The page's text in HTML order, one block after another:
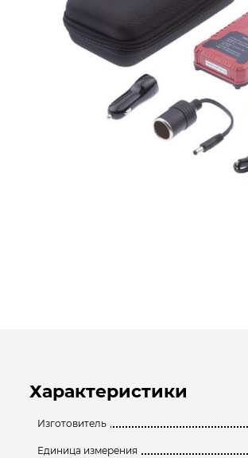
Характеристики
Изготовитель
Единица измерения